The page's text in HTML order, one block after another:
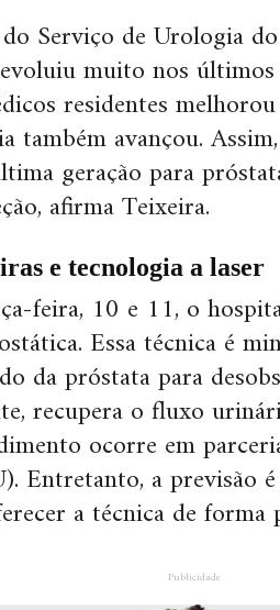
Serviço de Urologia
muito nos
residentes
também avançou.
geração para
afirma Teixeira.
e tecnologia a laser
feira, 10 e 11, o
Essa técnica é
da próstata para
recupera o fluxo
ocorre em
Entretanto, a previsão
a técnica de forma
Publicidade